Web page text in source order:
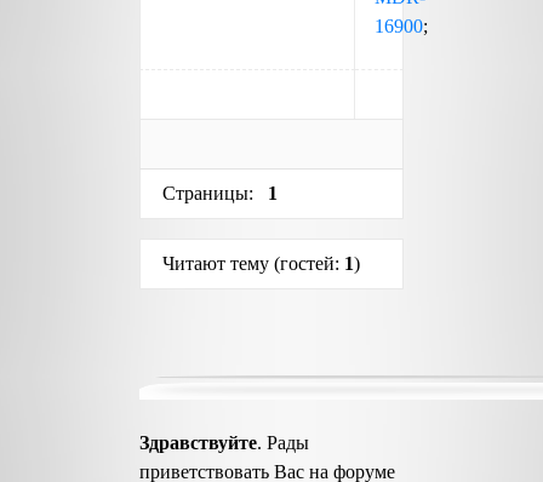
16900;
Страницы: 1
Читают тему (гостей: 1)
Здравствуйте. Рады
приветствовать Вас на форуме